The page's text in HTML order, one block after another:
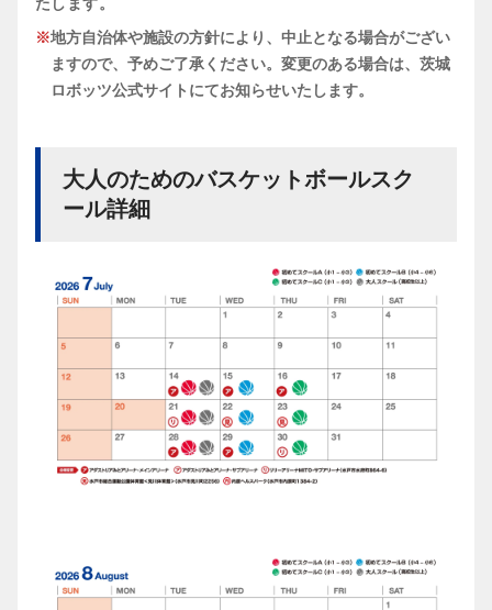
地方自治体や施設の方針により、中止となる場合がござい
ますので、予めご了承ください。変更のある場合は、茨城
ロボッツ公式サイトにてお知らせいたします。
大人のためのバスケットボールスク
ール詳細